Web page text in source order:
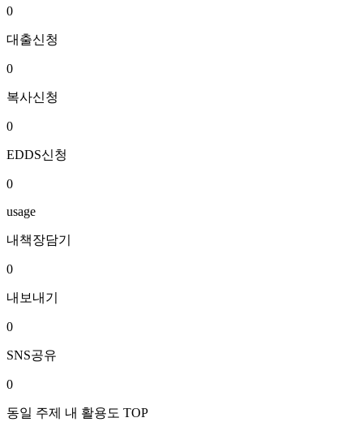
0
대출신청
0
복사신청
0
EDDS신청
0
usage
내책장담기
0
내보내기
0
SNS공유
0
동일 주제 내 활용도 TOP